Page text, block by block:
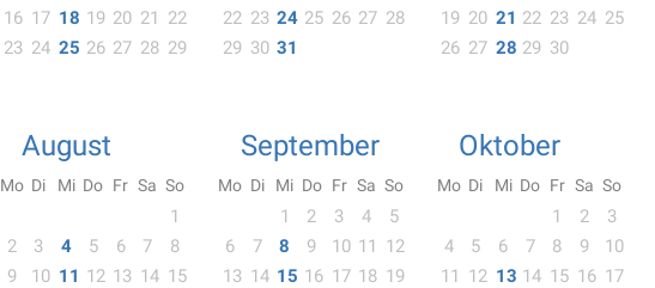
16 17 18 19 20 21
22
23 24 25 26 27 28 29
22 23 24 25 26 27 28
29 30 31
19 20 21 22 23 24 25
26 27 28 29 30
August
Mo Di Mi Do Fr Sa So
1
2
3 4 5 6 7
8
9
10 11 12 13 14 15
September
Mo Di Mi Do Fr Sa So
1 2 3 4
5
6
7 8 9 10 11
12
13 14 15 16 17 18 19
Oktober
Mo Di Mi Do Fr Sa So
1 2
3
4
5 6 7 8 9
10
11
12 13 14 15 16 17